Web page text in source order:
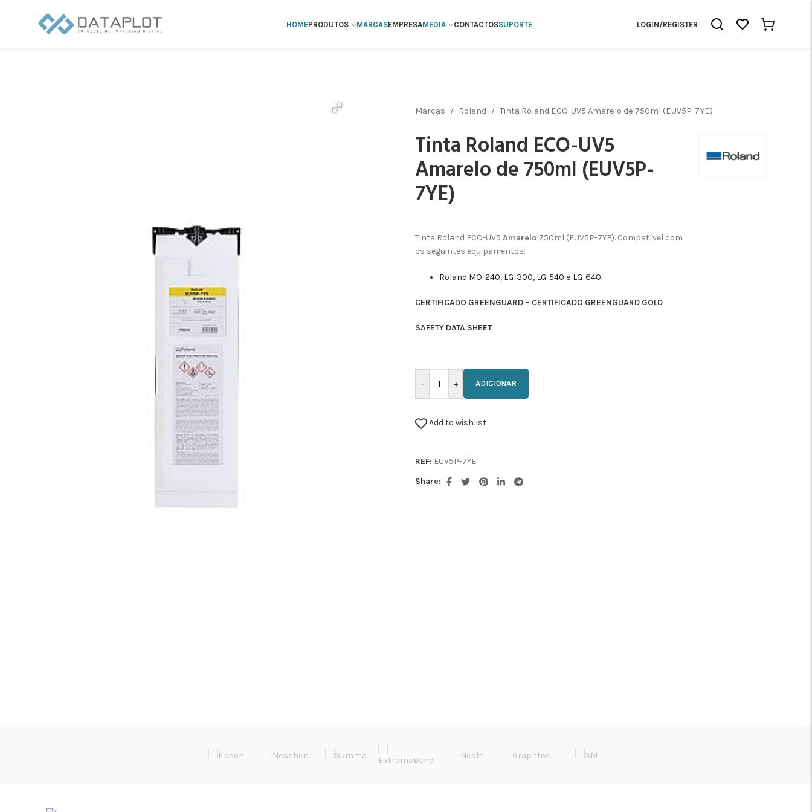
HOMEPRODUTOS MARCASEMPRESAMEDIA CONTACTOSSUPORTE LOGIN/REGISTER
Marcas Roland Tinta Roland ECO-UV5 Amarelo de 750ml (EUV5P-7YE)
Tinta Roland ECO-UV5
Amarelo de 750ml (EUV5P-
7YE)
Tinta Roland ECO-UV5 Amarelo 750ml (EUV5P-7YE). Compatível com
os seguintes equipamentos:
Roland MO-240, LG-300, LG-540 e LG-640.
CERTIFICADO GREENGUARD – CERTIFICADO GREENGUARD GOLD
SAFETY DATA SHEET
ADICIONAR
Add to wishlist
REF: EUV5P-7YE
Share: